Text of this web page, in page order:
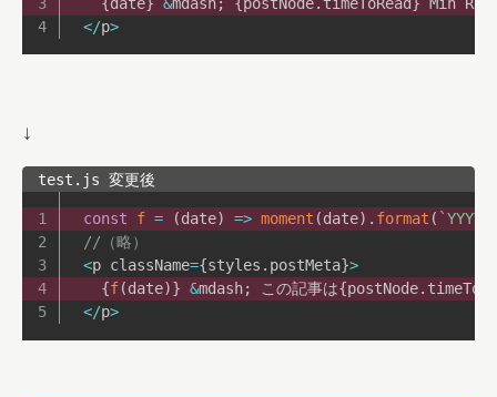
</p>
↓
test.js 変更後
const f = (date) => moment (date) . format ( `YYYY-
//（略）
<p className={styles . postMeta}>
{f(date)} &mdash; この記事は{postNode.
</p>